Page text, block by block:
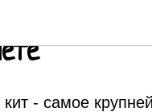
- самое